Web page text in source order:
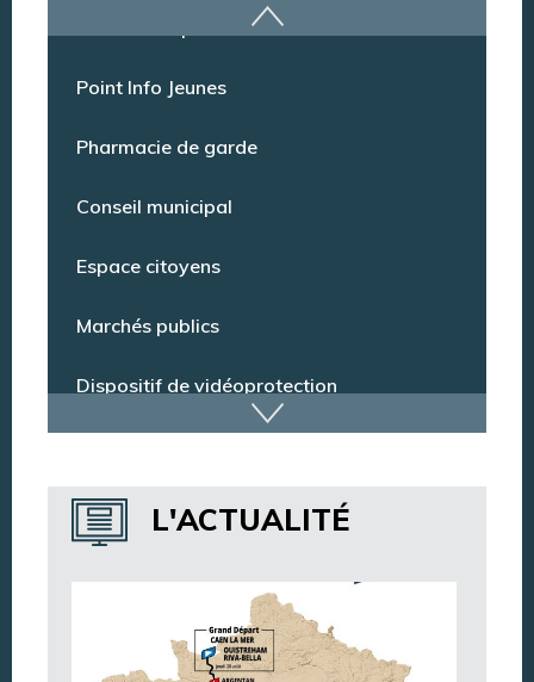
Dispositif de vidéoprotection
Annuaire des services
Annuaire des associations
Argentan Aujourd’hui
L'ACTUALITÉ